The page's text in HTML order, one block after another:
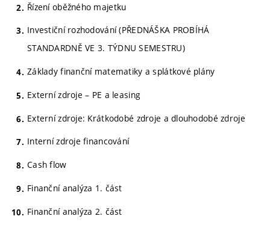
Řízení oběžného majetku
Investiční rozhodování (PŘEDNÁŠKA PROBÍHÁ
STANDARDNĚ VE 3. TÝDNU SEMESTRU)
Základy finanční matematiky a splátkové plány
Externí zdroje – PE a leasing
Externí zdroje: Krátkodobé zdroje a dlouhodobé zdroje
Interní zdroje financování
Cash flow
Finanční analýza 1. část
Finanční analýza 2. část